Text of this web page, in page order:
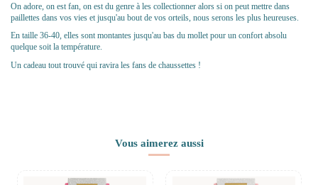
On adore, on est fan, on est du genre à les collectionner alors si on peut mettre dans
paillettes dans vos vies et jusqu'au bout de vos orteils, nous serons les plus heureuses.
En taille 36-40, elles sont montantes jusqu'au bas du mollet pour un confort absolu
quelque soit la température.
Un cadeau tout trouvé qui ravira les fans de chaussettes !
Vous aimerez aussi